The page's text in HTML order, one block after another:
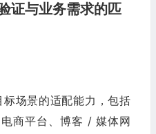
证与业务需求的匹
场景的适配能力，包括
商平台、博客 / 媒体网